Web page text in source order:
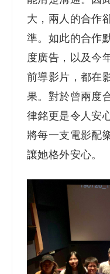
大，兩人的合作
準。如此的合作
度廣告，以及今
前導影片，都在
果。對於曾兩度
律銘更是令人安
將每一支電影配
讓她格外安心。